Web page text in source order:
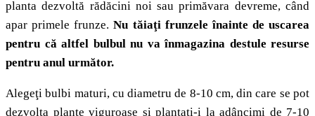
planta dezvoltă rădăcini noi sau primăvara devreme, când
apar primele frunze.Nu tăiaţi frunzele înainte de uscarea
pentru că altfel bulbul nu va înmagazina destule resurse
pentru anul următor.
Alegeţi bulbi maturi, cu diametru de 8-10 cm, din care se pot
dezvolta plante viguroase şi plantaţi-i la adâncimi de 7-10